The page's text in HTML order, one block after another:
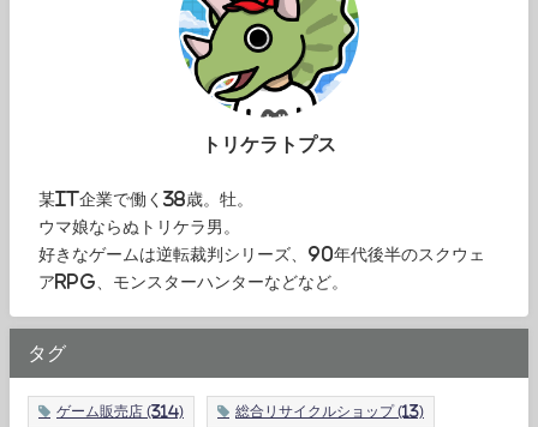
トリケラトプス
某IT企業で働く38歳。牡。
ウマ娘ならぬトリケラ男。
好きなゲームは逆転裁判シリーズ、90年代後半のスクウェ
アRPG、モンスターハンターなどなど。
タグ
ゲーム販売店 (314) 総合リサイクルショップ (13)